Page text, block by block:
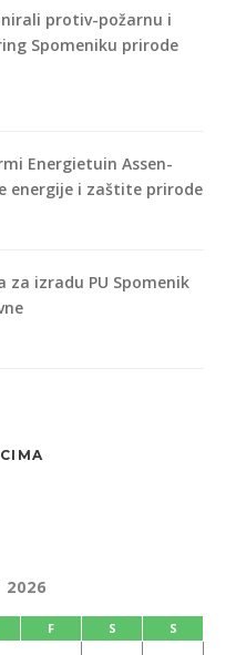
protiv-požarnu i
Spomeniku prirode
Energietuin Assen-
energije i zaštite prirode
za izradu PU Spomenik
2026
F S S